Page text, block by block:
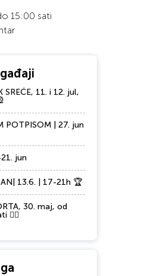
15:00 sati
SREĆE, 11. i 12. jul,
POTPISOM | 27. jun
jun
13.6. | 17-21h 🏆
30. maj, od
🏃‍♂️